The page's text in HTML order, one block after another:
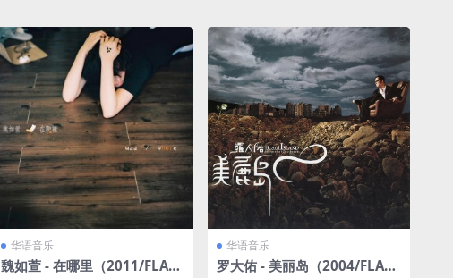
华语音乐
魏如萱 - 在哪里（2011/FLAC/
华语音乐
罗大佑 - 美丽岛（2004/FLAC/